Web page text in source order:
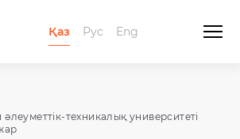
Қаз Рус Eng
техникалық университеті